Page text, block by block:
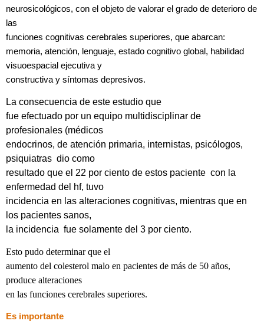
neurosicológicos, con el objeto de valorar el grado de deterioro de
las
funciones cognitivas cerebrales superiores, que abarcan:
memoria, atención, lenguaje, estado cognitivo global, habilidad
visuoespacial ejecutiva y
constructiva y síntomas depresivos.
La consecuencia de este estudio que
fue efectuado por un equipo multidisciplinar de
profesionales (médicos
endocrinos, de atención primaria, internistas, psicólogos,
psiquiatras dio como
resultado que el 22 por ciento de estos paciente con la
enfermedad del hf, tuvo
incidencia en las alteraciones cognitivas, mientras que en
los pacientes sanos,
la incidencia fue solamente del 3 por ciento.
Esto pudo determinar que el
aumento del colesterol malo en pacientes de más de 50 años,
produce alteraciones
en las funciones cerebrales superiores.
Es importante